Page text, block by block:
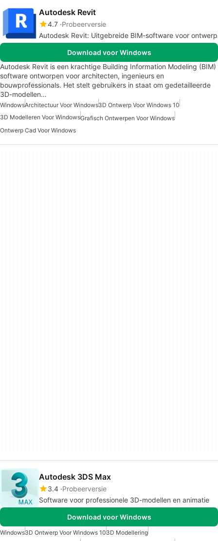
Autodesk Revit
4.7 Probeerversie
Autodesk Revit: Uitgebreide BIM-software voor ontwerp
Download voor Windows
Autodesk Revit is een krachtige Building Information Modeling (BIM)
software ontworpen voor architecten, ingenieurs en
bouwprofessionals. Het stelt gebruikers in staat om gedetailleerde
3D-modellen…
WindowsArchitectuur Voor Windows3D Ontwerp Voor Windows 10
3D Modelleren Voor WindowsGrafisch Ontwerpen Voor Windows
Ontwerp Cad Voor Windows
Autodesk 3DS Max
3.4 Probeerversie
Software voor professionele 3D-modellen en animatie
Download voor Windows
Windows3D Ontwerp Voor Windows 103D Modellering